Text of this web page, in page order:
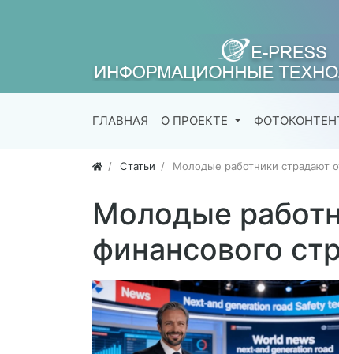
ГЛАВНАЯ О ПРОЕКТЕ
Статьи Молодые работники страдают
Молодые
финансового